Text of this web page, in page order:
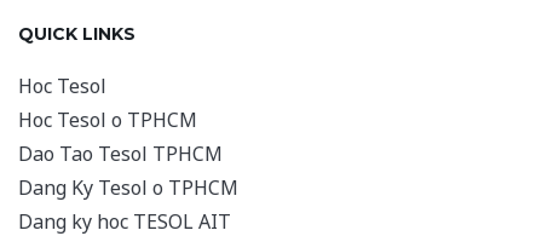
QUICK LINKS
Hoc Tesol
Hoc Tesol o TPHCM
Dao Tao Tesol TPHCM
Dang Ky Tesol o TPHCM
Dang ky hoc TESOL AIT